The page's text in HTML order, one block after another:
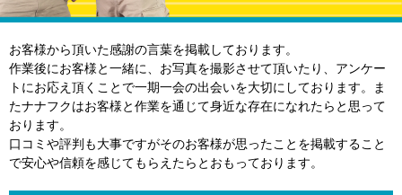
お客様から頂いた感謝の言葉を掲載しております。
作業後にお客様と一緒に、お写真を撮影させて頂いたり、アンケー
トにお応え頂くことで一期一会の出会いを大切にしております。ま
たナナフクはお客様と作業を通じて身近な存在になれたらと思って
おります。
口コミや評判も大事ですがそのお客様が思ったことを掲載すること
で安心や信頼を感じてもらえたらとおもっております。